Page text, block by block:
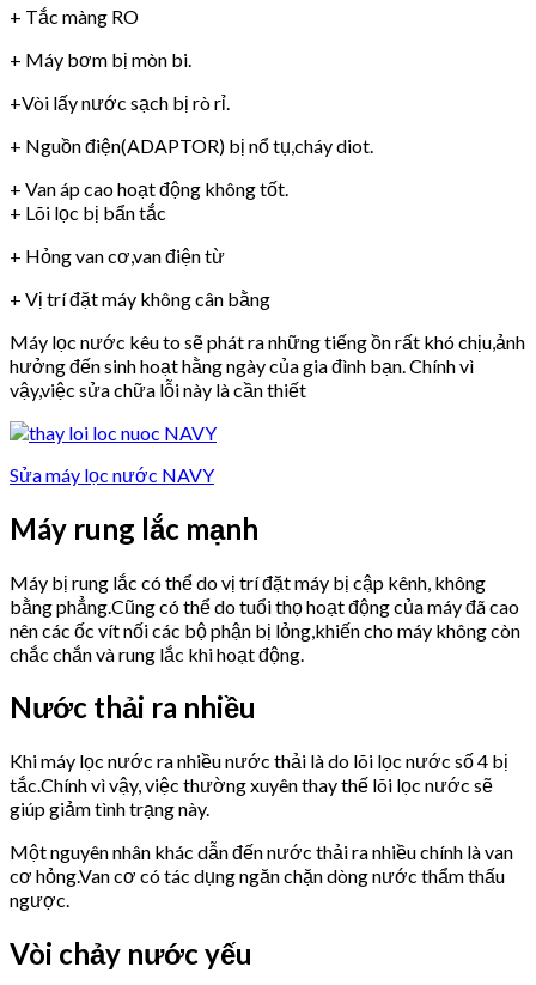
+ Tắc màng RO
+ Máy bơm bị mòn bi.
+Vòi lấy nước sạch bị rò rỉ.
+ Nguồn điện(ADAPTOR) bị nổ tụ,cháy diot.
+ Van áp cao hoạt động không tốt.
+ Lõi lọc bị bẩn tắc
+ Hỏng van cơ,van điện từ
+ Vị trí đặt máy không cân bằng
Máy lọc nước kêu to sẽ phát ra những tiếng ồn rất khó chịu,ảnh
hưởng đến sinh hoạt hằng ngày của gia đình bạn. Chính vì
vậy,việc sửa chữa lỗi này là cần thiết
Sửa máy lọc nước NAVY
Máy rung lắc mạnh
Máy bị rung lắc có thể do vị trí đặt máy bị cập kênh, không
bằng phẳng.Cũng có thể do tuổi thọ hoạt động của máy đã cao
nên các ốc vít nối các bộ phận bị lỏng,khiến cho máy không còn
chắc chắn và rung lắc khi hoạt động.
Nước thải ra nhiều
Khi máy lọc nước ra nhiều nước thải là do lõi lọc nước số 4 bị
tắc.Chính vì vậy, việc thường xuyên thay thế lõi lọc nước sẽ
giúp giảm tình trạng này.
Một nguyên nhân khác dẫn đến nước thải ra nhiều chính là van
cơ hỏng.Van cơ có tác dụng ngăn chặn dòng nước thẩm thấu
ngược.
Vòi chảy nước yếu